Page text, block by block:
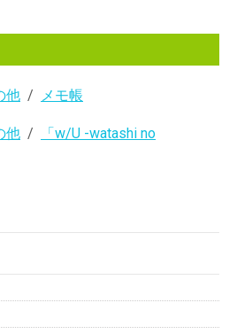
他 メモ帳
他
「w/U -watashi no